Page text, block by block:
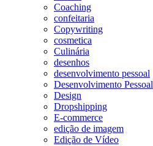
Coaching
confeitaria
Copywriting
cosmetica
Culinária
desenhos
desenvolvimento pessoal
Desenvolvimento Pessoal
Design
Dropshipping
E-commerce
edição de imagem
Edição de Vídeo